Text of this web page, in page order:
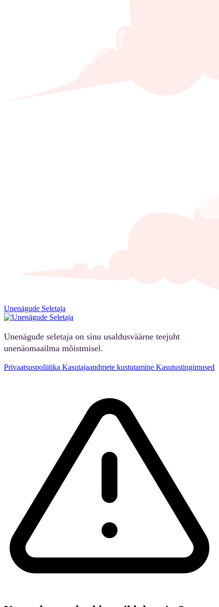
Unenägude Seletaja
Unenägude seletaja on sinu usaldusväärne teejuht
unenäomaailma mõistmisel.
Privaatsuspoliitika Kasutajaandmete kustutamine Kasutustingimused